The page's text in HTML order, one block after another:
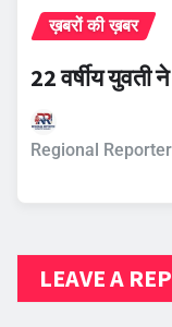
ख़बरों की ख़बर
22 वर्षीय युवती
Regional Reporter
LEAVE A